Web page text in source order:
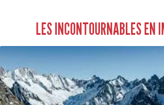
LES INCONTOURNABLES EN